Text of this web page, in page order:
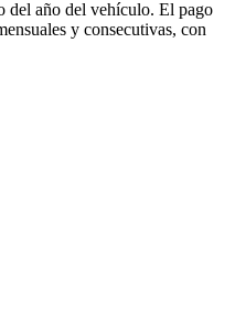
del año del vehículo. El pago
y consecutivas, con